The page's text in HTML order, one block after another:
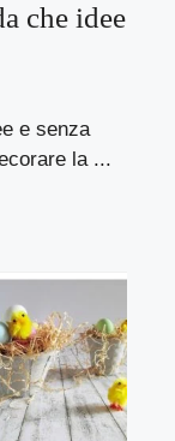
che idee
e senza
la ...